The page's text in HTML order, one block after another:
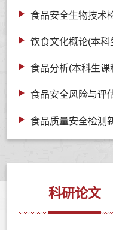
食品安全生物技术
饮食文化概论(本科
食品分析(本科生课
食品安全风险与评
食品质量安全检测
科研论文